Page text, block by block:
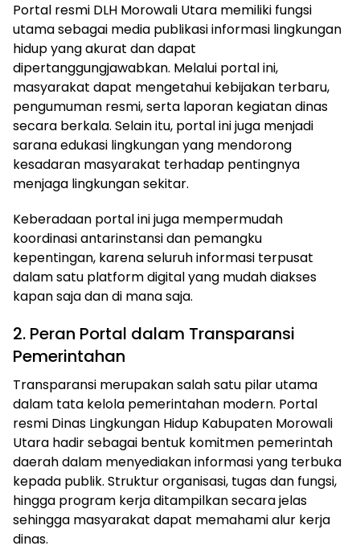
Portal resmi DLH Morowali Utara memiliki fungsi
utama sebagai media publikasi informasi lingkungan
hidup yang akurat dan dapat
dipertanggungjawabkan. Melalui portal ini,
masyarakat dapat mengetahui kebijakan terbaru,
pengumuman resmi, serta laporan kegiatan dinas
secara berkala. Selain itu, portal ini juga menjadi
sarana edukasi lingkungan yang mendorong
kesadaran masyarakat terhadap pentingnya
menjaga lingkungan sekitar.
Keberadaan portal ini juga mempermudah
koordinasi antarinstansi dan pemangku
kepentingan, karena seluruh informasi terpusat
dalam satu platform digital yang mudah diakses
kapan saja dan di mana saja.
2. Peran Portal dalam Transparansi
Pemerintahan
Transparansi merupakan salah satu pilar utama
dalam tata kelola pemerintahan modern. Portal
resmi Dinas Lingkungan Hidup Kabupaten Morowali
Utara hadir sebagai bentuk komitmen pemerintah
daerah dalam menyediakan informasi yang terbuka
kepada publik. Struktur organisasi, tugas dan fungsi,
hingga program kerja ditampilkan secara jelas
sehingga masyarakat dapat memahami alur kerja
dinas.